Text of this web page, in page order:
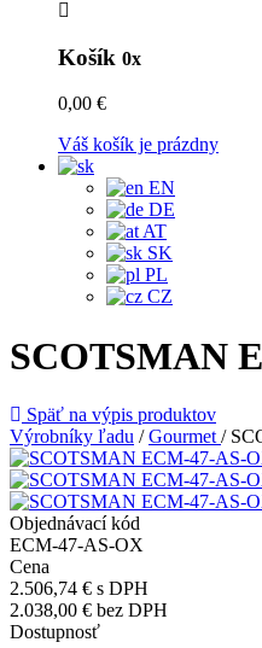
Košík 0x
0,00 €
Váš košík je prázdny
EN
DE
AT
SK
PL
CZ
SCOTSMAN
Späť na výpis produktov
Výrobníky ľadu /Gourmet /
Objednávací kód
ECM-47-AS-OX
Cena
2.506,74 € s DPH
2.038,00 € bez DPH
Dostupnosť